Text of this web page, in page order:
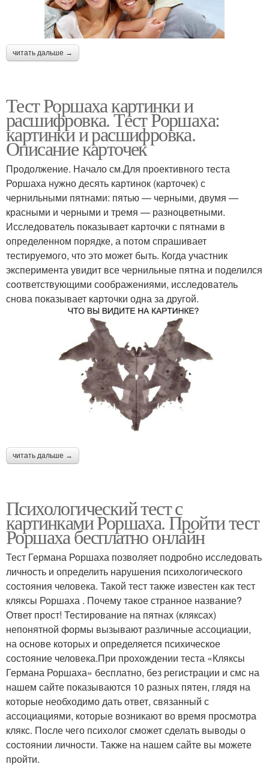
читать дальше →
Тест Роршаха картинки и
расшифровка. Тест Роршаха:
картинки и расшифровка.
Описание карточек
Продолжение. Начало см.Для проективного теста
Роршаха нужно десять картинок (карточек) с
чернильными пятнами: пятью — черными, двумя —
красными и черными и тремя — разноцветными.
Исследователь показывает карточки с пятнами в
определенном порядке, а потом спрашивает
тестируемого, что это может быть. Когда участник
эксперимента увидит все чернильные пятна и поделился
соответствующими соображениями, исследователь
снова показывает карточки одна за другой.
читать дальше →
Психологический тест с
картинками Роршаха. Пройти тест
Роршаха бесплатно онлайн
Тест Германа Роршаха позволяет подробно исследовать
личность и определить нарушения психологического
состояния человека. Такой тест также известен как тест
кляксы Роршаха . Почему такое странное название?
Ответ прост! Тестирование на пятнах (кляксах)
непонятной формы вызывают различные ассоциации,
на основе которых и определяется психическое
состояние человека.При прохождении теста «Кляксы
Германа Роршаха» бесплатно, без регистрации и смс на
нашем сайте показываются 10 разных пятен, глядя на
которые необходимо дать ответ, связанный с
ассоциациями, которые возникают во время просмотра
клякс. После чего психолог сможет сделать выводы о
состоянии личности. Также на нашем сайте вы можете
пройти.